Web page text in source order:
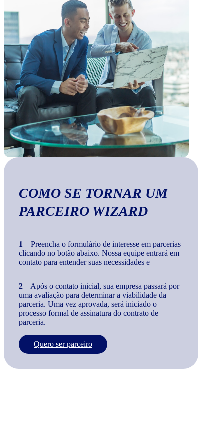
COMO SE TORNAR UM
PARCEIRO WIZARD
1 – Preencha o formulário de interesse em parcerias
clicando no botão abaixo. Nossa equipe entrará em
contato para entender suas necessidades e
2 – Após o contato inicial, sua empresa passará por
uma avaliação para determinar a viabilidade da
parceria. Uma vez aprovada, será iniciado o
processo formal de assinatura do contrato de
parceria.
Quero ser parceiro